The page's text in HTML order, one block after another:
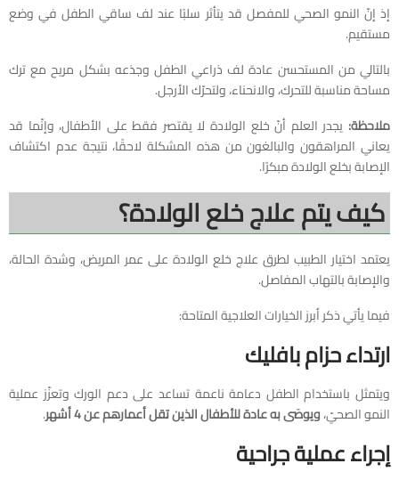
إذ إنّ النمو الصحي للمفصل قد يتأثر سلبًا عند لف ساقي الطفل في وضع
مستقيم.
بالتالي من المستحسن عادة لف ذراعي الطفل وجذعه بشكل مريح مع ترك
مساحة مناسبة للتحرك، والانحناء، ولتحرّك الأرجل.
ملاحظة: يجدر العلم أنّ خلع الولادة لا يقتصر فقط على الأطفال، وإنّما قد
يعاني المراهقون والبالغون من هذه المشكلة لاحقًا، نتيجة عدم اكتشاف
الإصابة بخلع الولادة مبكرًا.
كيف يتم علاج خلع الولادة؟
يعتمد اختيار الطبيب لطرق علاج خلع الولادة على عمر المريض، وشدة الحالة،
والإصابة بالتهاب المفاصل.
فيما يأتي ذكر أبرز الخيارات العلاجية المتاحة:
ارتداء حزام بافليك
ويتمثل باستخدام الطفل دعامة ناعمة تساعد على دعم الورك وتعزّز عملية
النمو الصحيّ،ويوصَى به عادة للأطفال الذين تقل أعمارهم عن 4 أشهر .
إجراء عملية جراحية